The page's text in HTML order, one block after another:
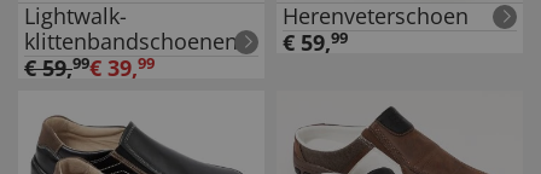
Lightwalk-
klittenbandschoenen
€59,99€ 39,99
Herenveterschoen
€ 59,99